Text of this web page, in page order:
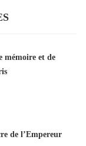
mémoire et de
de l’Empereur